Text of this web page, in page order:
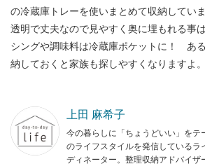
の冷蔵庫トレーを使いまとめて収納していま
透明で丈夫なので見やすく奥に埋もれる事
シングや調味料は冷蔵庫ポケットに！ あ
納しておくと家族も探しやすくなりますよ。
上田 麻希子
今の暮らしに「ちょうどいい」をテ
のライフスタイルを発信しているラ
ディネーター。整理収納アドバイザ